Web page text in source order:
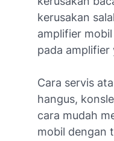
kerusakan
amplifier
pada amplifier
Cara servis
hangus,
cara mudah
mobil dengan